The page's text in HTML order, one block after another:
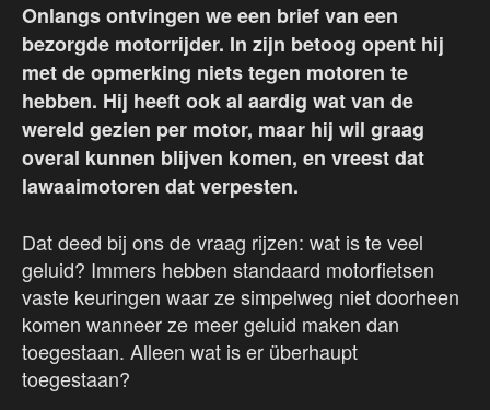
Onlangs ontvingen we een brief van een
bezorgde motorrijder. In zijn betoog opent hij
met de opmerking niets tegen motoren te
hebben. Hij heeft ook al aardig wat van de
wereld gezien per motor, maar hij wil graag
overal kunnen blijven komen, en vreest dat
lawaaimotoren dat verpesten.
Dat deed bij ons de vraag rijzen: wat is te veel
geluid? Immers hebben standaard motorfietsen
vaste keuringen waar ze simpelweg niet doorheen
komen wanneer ze meer geluid maken dan
toegestaan. Alleen wat is er überhaupt
toegestaan?